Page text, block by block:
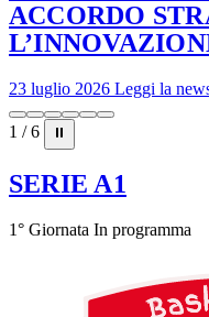
ACCORDO
23 luglio 2026 Leggi la
1 / 6 ⏸
SERIE A1
1° Giornata In programma